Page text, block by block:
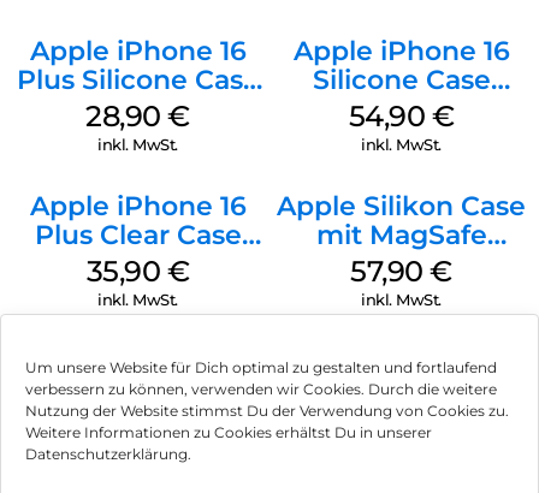
Um unsere Website für Dich optimal zu gestalten und fortlaufend
verbessern zu können, verwenden wir Cookies. Durch die weitere
Nutzung der Website stimmst Du der Verwendung von Cookies zu.
Weitere Informationen zu Cookies erhältst Du in unserer
Datenschutzerklärung.
Apple iPhone 16
Plus Silicone Case
MagSafe Black
28,90€
inkl. MwSt.
Apple iPhone 16
Silicone Case
MagSafe Lake
Green
54,90 €
inkl. MwSt.
Apple iPhone 16
Plus Clear Case
MagSafe
Transparent
35,90 €
inkl. MwSt.
Apple Silikon Case
mit MagSafe
iPhone 14 Pro
(PRODUCT)RED
57,90€
inkl. MwSt.
Impressum